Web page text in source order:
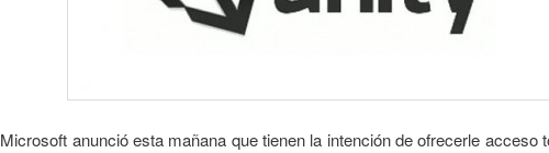
Microsoft anunció esta mañana que tienen la intención de ofrecerle acceso